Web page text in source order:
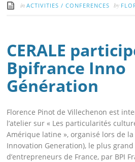
inACTIVITIES /CONFERENCES by
CERALE
Bpifrance Inno
Génération
Florence Pinot de Villechenon est
l’atelier sur « Les particularités
Amérique latine », organisé lors de la
Innovation Generation), le plus
d’entrepreneurs de France, par BPI